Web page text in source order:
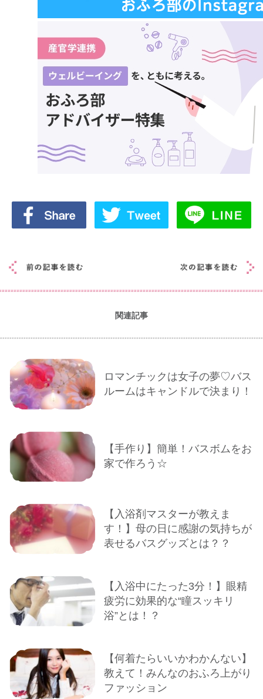
関連記事
ロマンチックは女子の夢♡バス
ルームはキャンドルで決まり！
【手作り】簡単！バスボムをお
家で作ろう☆
【入浴剤マスターが教えま
す！】母の日に感謝の気持ちが
表せるバスグッズとは？？
【入浴中にたった3分！】眼精
疲労に効果的な“瞳スッキリ
浴”とは！？
【何着たらいいかわかんない】
教えて！みんなのおふろ上がり
ファッション